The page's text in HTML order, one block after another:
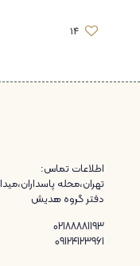
14
اطلاعات تماس:
تهران،محله پاسداران،میدان
دفتر گروه هدیش
02188881193
09124123961